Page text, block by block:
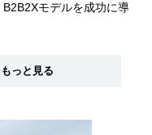
モデルを成功に導
っと見る